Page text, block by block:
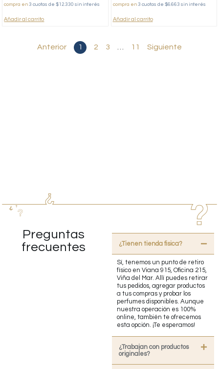
compra en3 cuotas de $12.330 sin interés
Añadir al carrito
compra en 3 cuotas de $6.663 sin interés
Añadir al carrito
Anterior 1 2 3 11 Siguiente
Preguntas
frecuentes
¿Tienen tienda fisica?
Sí, tenemos un punto de retiro
físico en Viana 915, Oficina 215,
Viña del Mar. Allí puedes retirar
tus pedidos, agregar productos
a tus compras y probar los
perfumes disponibles. Aunque
nuestra operación es 100%
online, también te ofrecemos
esta opción. ¡Te esperamos!
¿Trabajan con productos
originales?